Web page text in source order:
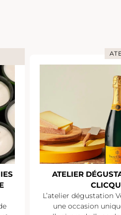
ATELIER
L’atelier dégustation
une occasion